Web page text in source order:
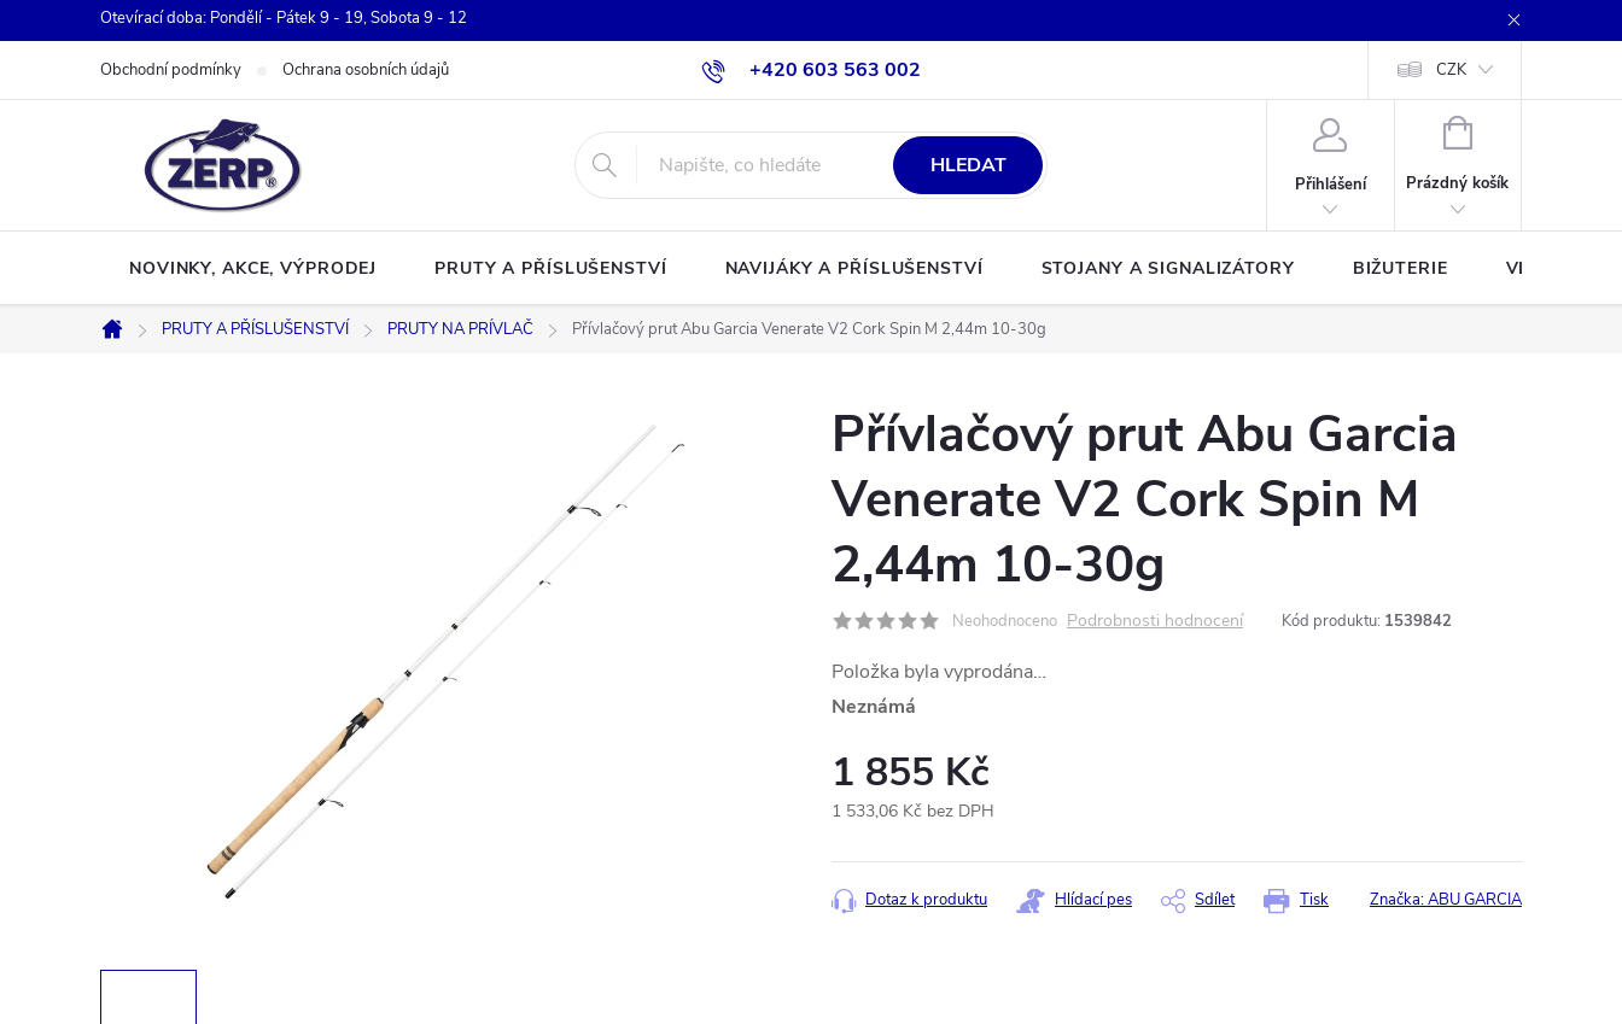
na
Otevírací doba: Pondělí - Pátek 9 - 19, Sobota 9 - 12
+420 603 563 002
Obchodní podmínky Ochrana osobních údajů CZK
HLEDAT
Přihlášení
NÁKUPNÍ
Prázdný košík
NOVINKY, AKCE, VÝPRODEJ PRUTY A PŘÍSLUŠENSTVÍ NAVIJÁKY A PŘÍSLUŠENSTVÍ STOJANY A SIGNALIZÁTORY BIŽUTERIE VLASCE A
Domů
PRUTY A PŘÍSLUŠENSTVÍ PRUTY NA PRÍVLAČ Přívlačový prut Abu Garcia Venerate V2 Cork Spin M 2,44m 10-30g
Přívlačový prut Abu Garcia
Venerate V2 Cork Spin M
2,44m 10-30g
Neohodnoceno Podrobnosti hodnocení Kód produktu: 1539842
Položka byla vyprodána…
Neznámá
1 855 Kč
1 533,06 Kč bez DPH
cena:
Tisk
Dotaz k produktu Hlídací pes Sdílet Značka:ABU GARCIA